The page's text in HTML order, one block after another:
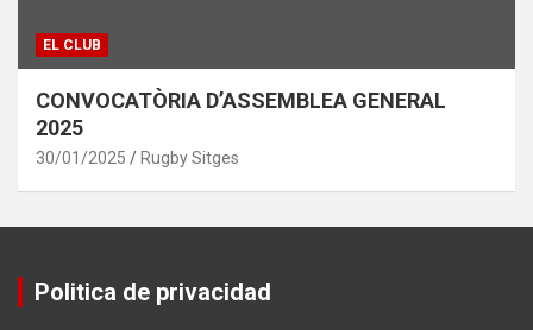
EL CLUB
CONVOCATÒRIA D’ASSEMBLEA GENERAL
2025
30/01/2025 Rugby Sitges
Politica de privacidad